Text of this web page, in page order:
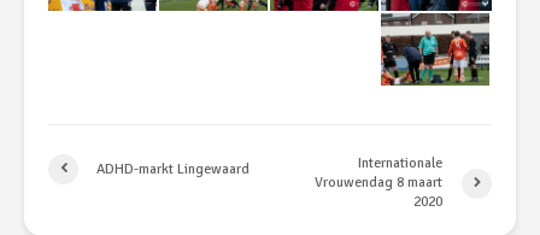
ADHD-markt Lingewaard
Internationale
Vrouwendag 8 maart
2020